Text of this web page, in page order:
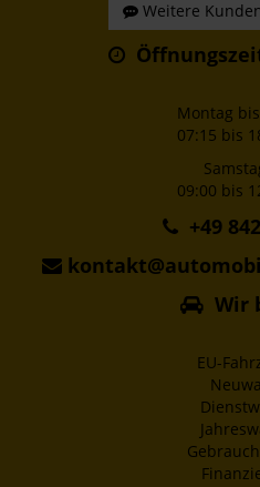
Weitere
Montag
07:15 bis
09:00 bis
+49
Wir
EU-